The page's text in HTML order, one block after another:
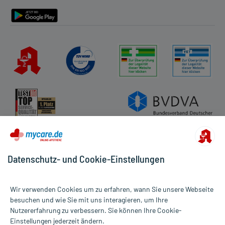
Alle Preise gelten inkl. MwSt., ggf. zzgl. Versandkosten
Informationen auf dieser Website werden ausschließlich für
Datenschutz- und Cookie-Einstellungen
Wir verwenden Cookies um zu erfahren, wann Sie unsere Webseite
besuchen und wie Sie mit uns interagieren, um Ihre
Nutzererfahrung zu verbessern. Sie können Ihre Cookie-
Einstellungen jederzeit ändern.